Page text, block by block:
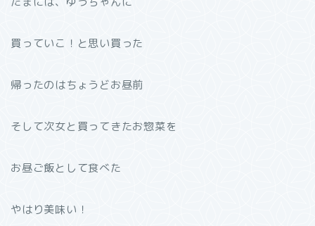
買っていこ！と思い買った
帰ったのはちょうどお昼前
そして次女と買ってきたお惣菜を
お昼ご飯として食べた
やはり美味い！